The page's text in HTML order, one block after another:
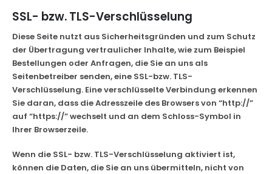
SSL- bzw. TLS-Verschlüsselung
Diese Seite nutzt aus Sicherheitsgründen und zum Schutz
der Übertragung vertraulicher Inhalte, wie zum Beispiel
Bestellungen oder Anfragen, die Sie an uns als
Seitenbetreiber senden, eine SSL-bzw. TLS-
Verschlüsselung. Eine verschlüsselte Verbindung erkennen
Sie daran, dass die Adresszeile des Browsers von “http://”
auf “https://” wechselt und an dem Schloss-Symbol in
Ihrer Browserzeile.
Wenn die SSL- bzw. TLS-Verschlüsselung aktiviert ist,
können die Daten, die Sie an uns übermitteln, nicht von